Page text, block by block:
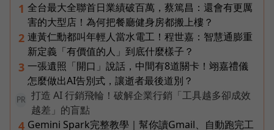
1 全台最大全聯首日業績破百萬，蔡篤昌：還會有更厲
害的大型店！為何把餐廳健身房都搬上樓？
2 連黃仁勳都叫年輕人當水電工！程世嘉：智慧通膨重
新定義「有價值的人」到底什麼樣子？
3 一張遺照「開口」說話，中間有8道關卡！翊嘉禮儀
怎麼做出AI告別式，讓逝者最後道別？
PR
打造 AI 行銷飛輪！破解企業行銷「工具越多卻成效
越差」的盲點
4 Gemini Spark完整教學｜幫你讀Gmail、自動跑完工